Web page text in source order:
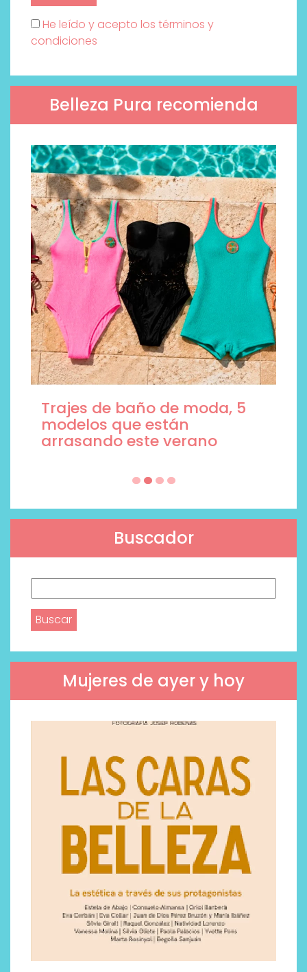
He leído y acepto los términos y
condiciones
Belleza Pura recomienda
Trajes de baño de moda, 5
modelos que están
arrasando este verano
Buscador
Mujeres de ayer y hoy